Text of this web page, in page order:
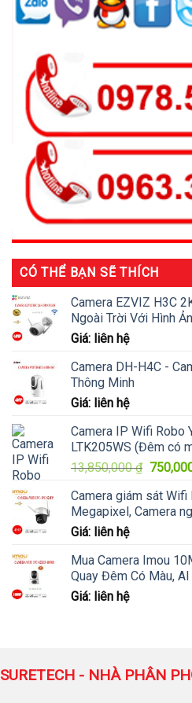
CÓ THỂ BẠN SẼ THÍCH
Camera EZVIZ H3C
Ngoài Trời Với Hình
Giá: liên hệ
Camera DH-H4C -
Thông Minh
Giá: liên hệ
Camera IP Wifi Robo
LTK205WS (Đêm có
13,850,000₫ Giá
là:
Camera giám sát
Megapixel, Camera
Giá: liên hệ
Mua Camera Imou
Quay Đêm Có Màu,
Giá: liên hệ
SURETECH - NHÀ PHÂN